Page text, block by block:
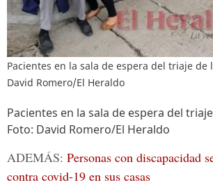
Pacientes en la sala de espera del triaje de
David Romero/El Heraldo
Pacientes en la sala de espera del
Foto: David Romero/El Heraldo
ADEMÁS: Personas con discapacidad
contra covid-19 en sus casas